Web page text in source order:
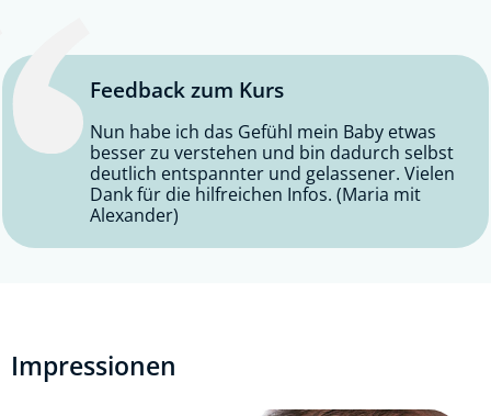
Feedback zum Kurs
Nun habe ich das Gefühl mein Baby etwas
besser zu verstehen und bin dadurch selbst
deutlich entspannter und gelassener. Vielen
Dank für die hilfreichen Infos. (Maria mit
Alexander)
Impressionen